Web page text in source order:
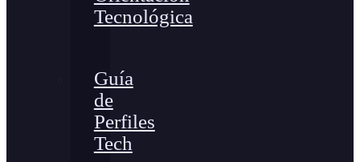
Tecnológica
Guía
de
Perfiles
Tech